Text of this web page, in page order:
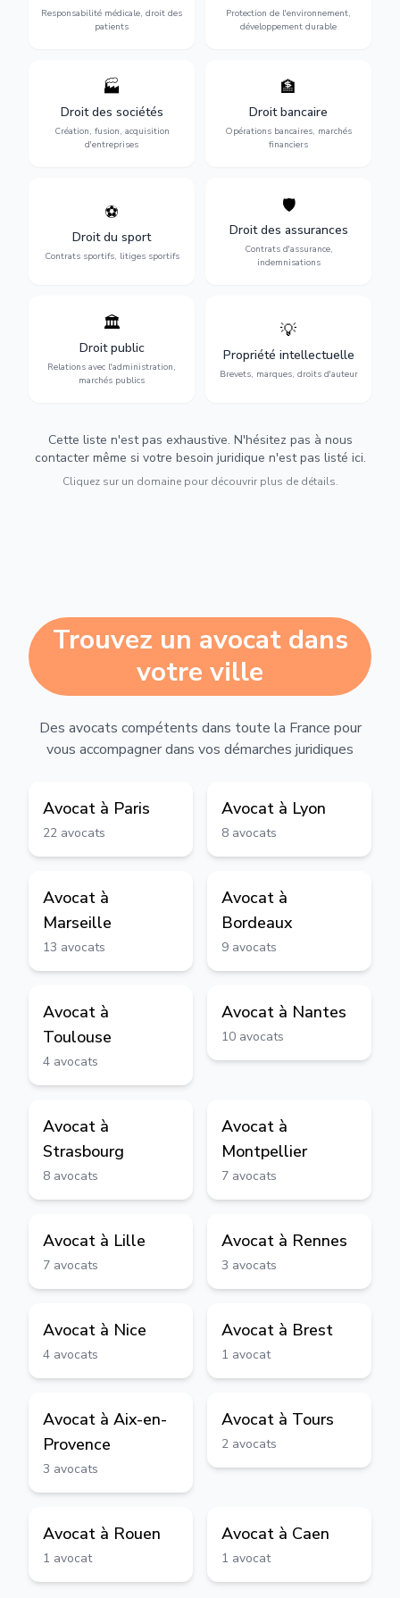
Responsabilité médicale, droit des
patients
des praticiens et
indemnisation.
Protection de l'environnement,
développement durable
environnementale, litiges et
développement durable.
🏭
Droit des sociétés
Création, fusion, acquisition
d'entreprises
Structuration de votre
société : création, fusion-
acquisition, gouvernance et
restructuration.
🏦
Droit bancaire
Opérations bancaires, marchés
financiers
Gestion de vos opérations
financières : contentieux
bancaire, investissements et
régulation.
⚽
Droit du sport
Contrats sportifs, litiges sportifs
Expertise en droit sportif :
transferts, sponsoring et
contentieux.
🛡️
Droit des assurances
Contrats d'assurance,
indemnisations
Défense de vos intérêts :
contrats d'assurance,
sinistres et indemnisations
optimales.
🏛️
Droit public
Relations avec l'administration,
marchés publics
Gestion de vos relations
avec l'administration :
marchés publics,
urbanisme et contentieux.
💡
Propriété intellectuelle
Brevets, marques, droits d'auteur
Protection de vos créations
d'auteur et lutte contre la
contrefaçon.
Cette liste n'est pas exhaustive. N'hésitez pas à nous
contacter même si votre besoin juridique n'est pas listé ici.
Cliquez sur un domaine pour découvrir plus de détails.
Trouvez un avocat dans
votre ville
Des avocats compétents dans toute la France pour
vous accompagner dans vos démarches juridiques
Avocat à Paris
22 avocats
Avocat à Lyon
8 avocats
Avocat à
Marseille
13 avocats
Avocat à
Bordeaux
9 avocats
Avocat à
Toulouse
4 avocats
Avocat à Nantes
10 avocats
Avocat à
Strasbourg
8 avocats
Avocat à
Montpellier
7 avocats
Avocat à Lille
7 avocats
Avocat à Rennes
3 avocats
Avocat à Nice
4 avocats
Avocat à Brest
1 avocat
Avocat à Aix-en-
Provence
3 avocats
Avocat à Tours
2 avocats
Avocat à Rouen
1 avocat
Avocat à Caen
1 avocat